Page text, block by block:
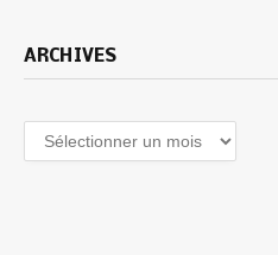
ARCHIVES
Archives